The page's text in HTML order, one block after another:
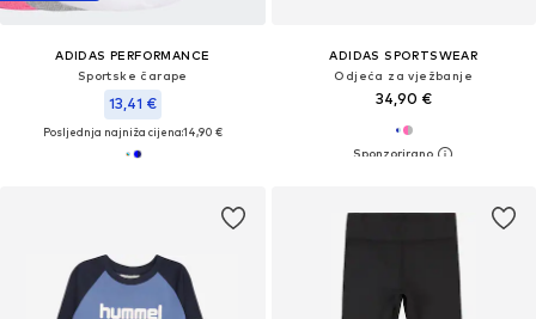
ADIDAS PERFORMANCE
Sportske čarape
13,41 €
Posljednja najniža cijena:14,90 €
ADIDAS SPORTSWEAR
Odjeća za vježbanje
34,90 €